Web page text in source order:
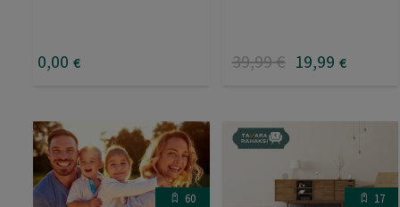
0,00 € 39,99€ 19,99 €
60 17